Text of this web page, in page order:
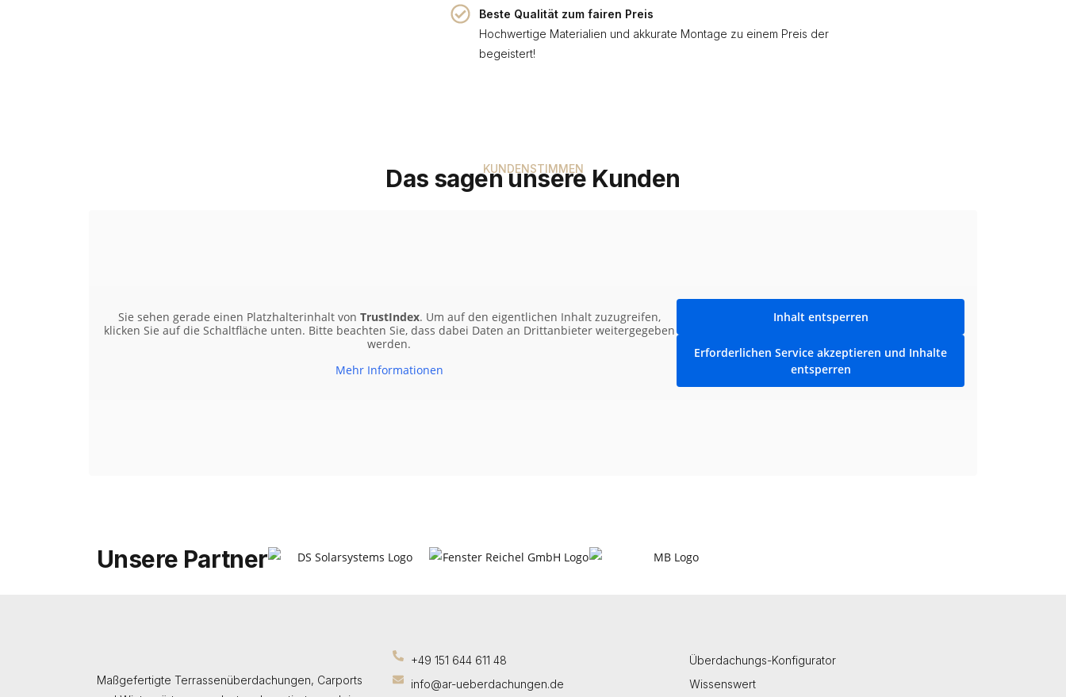
Beste Qualität zum fairen Preis
Hochwertige Materialien und akkurate Montage zu einem Preis der
begeistert!
KUNDENSTIMMEN
Das sagen unsere Kunden
Sie sehen gerade einen Platzhalterinhalt von TrustIndex. Um auf den eigentlichen Inhalt zuzugreifen,
klicken Sie auf die Schaltfläche unten. Bitte beachten Sie, dass dabei Daten an Drittanbieter weitergegeben
werden.
Mehr Informationen
Inhalt entsperren
Erforderlichen Service akzeptieren und Inhalte
entsperren
Unsere Partner
Maßgefertigte Terrassenüberdachungen, Carports
+49 151 644 611 48
info@ar-ueberdachungen.de
Überdachungs-Konfigurator
Wissenswert